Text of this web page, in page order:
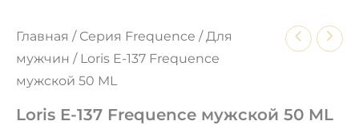
Главная / Серия Frequence /Для
мужчин / Loris E-137 Frequence
мужской 50 ML
Loris E-137 Frequence мужской 50 ML